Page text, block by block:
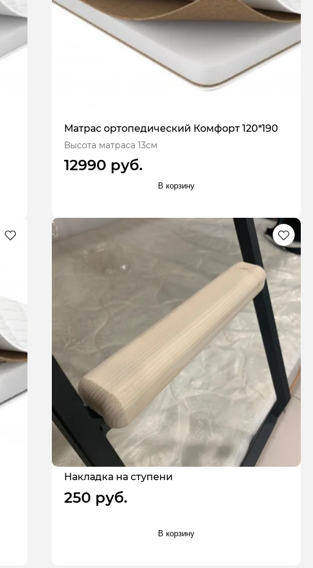
Матрас ортопедический Комфорт 120*190
Высота матраса 13см
12990 руб.
В корзину
Накладка на ступени
250 руб.
В корзину